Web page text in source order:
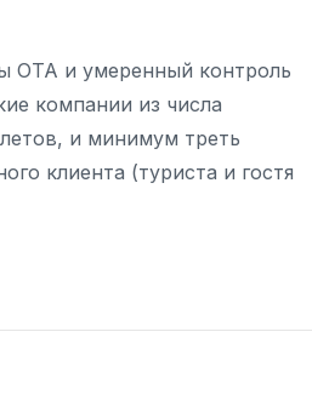
ОТА и умеренный контроль
компании из числа
и минимум треть
клиента (туриста и гостя